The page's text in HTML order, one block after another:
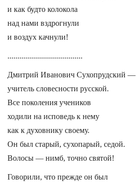
и как будто колокола
над нами вздрогнули
и воздух качнули!
......................................
Дмитрий Иванович Сухопрудский —
учитель словесности русской.
Все поколения учеников
ходили на исповедь к нему
как к духовнику своему.
Он был старый, сухопарый, седой.
Волосы — нимб, точно святой!
Говорили, что прежде он был